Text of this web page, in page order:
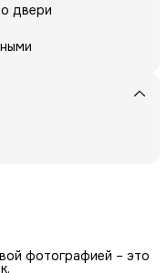
двери
фотографией – это